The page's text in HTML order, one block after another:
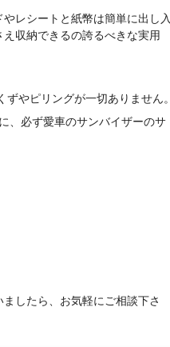
レシートと紙幣は簡単に出し入
収納できるの誇るべきな実用
やピリングが一切ありません。
、必ず愛車のサンバイザーのサ
したら、お気軽にご相談下さ